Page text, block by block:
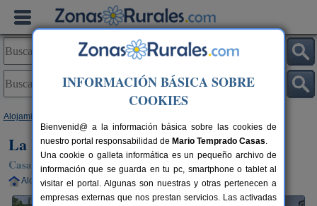
Alojamientos
La Era de San Juan
Casa Rural en Uncastillo (Zaragoza)
Alquiler completo 2-12 plazas 107 km de Zaragoza
INFORMACIÓN BÁSICA SOBRE
COOKIES
Bienvenid@ a la información básica sobre las cookies de
nuestro portal responsabilidad de Mario Temprado Casas.
Una cookie o galleta informática es un pequeño archivo de
información que se guarda en tu pc, smartphone o tablet al
visitar el portal. Algunas son nuestras y otras pertenecen a
empresas externas que nos prestan servicios. Las activadas